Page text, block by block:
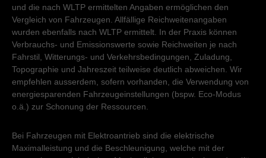
und die nach WLTP ermittelten Angaben ermöglichen den
Vergleich von Fahrzeugen. Allfällige Reichweitenangaben
wurden ebenfalls nach WLTP ermittelt. In der Praxis können
Verbrauchs- und Emissionswerte sowie Reichweiten je nach
Fahrstil, Witterungs- und Verkehrsbedingungen, Zuladung,
Topographie und Jahreszeit teilweise deutlich abweichen. Wir
empfehlen ausserdem, sofern vorhanden, die Verwendung von
energiesparenden Fahrzeugeinstellungen (bspw. Eco-Modus
o.ä.) zur Schonung der Ressourcen.
Bei Fahrzeugen mit Elektroantrieb sind die elektrische
Maximalleistung und die Beschleunigung, welche mit der